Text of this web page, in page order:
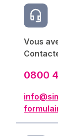
Vous
0800